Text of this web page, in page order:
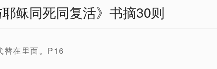
稣同死同复活》书摘30则
替在里面。P16